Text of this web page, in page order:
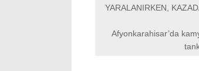
YARALANIRKEN,
Afyonkarahisar’da